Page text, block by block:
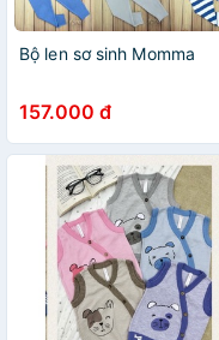
Bộ len sơ sinh Momma
157.000 đ